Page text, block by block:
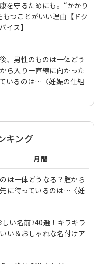
を守るためにも。“かかり
もつことがいい理由【ドク
イス】
、男性のものは一体どう
ら入り一直線に向かった
いるのは…〈妊娠の仕組
キング
月間
は一体どうなる？腟から
に待っているのは…〈妊
しい名前740選！キラキラ
い＆おしゃれな名付けア